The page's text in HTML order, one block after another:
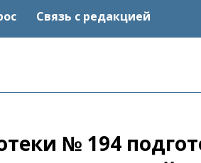
Связь с редакцией
№ 194